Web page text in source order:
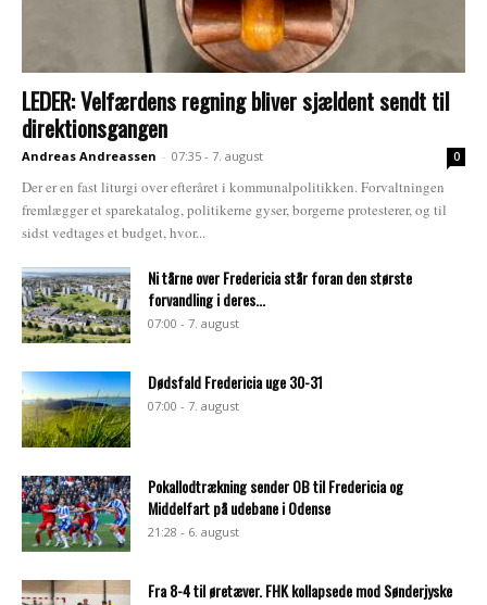
LEDER: Velfærdens regning bliver sjældent sendt til
direktionsgangen
Andreas Andreassen - 07:35 - 7. august 0
Der er en fast liturgi over efteråret i kommunalpolitikken. Forvaltningen
fremlægger et sparekatalog, politikerne gyser, borgerne protesterer, og til
sidst vedtages et budget, hvor...
Ni tårne over Fredericia står foran den største
forvandling i deres...
07:00 - 7. august
Dødsfald Fredericia uge 30-31
07:00 - 7. august
Pokallodtrækning sender OB til Fredericia og
Middelfart på udebane i Odense
21:28 - 6. august
Fra 8-4 til øretæver. FHK kollapsede mod Sønderjyske